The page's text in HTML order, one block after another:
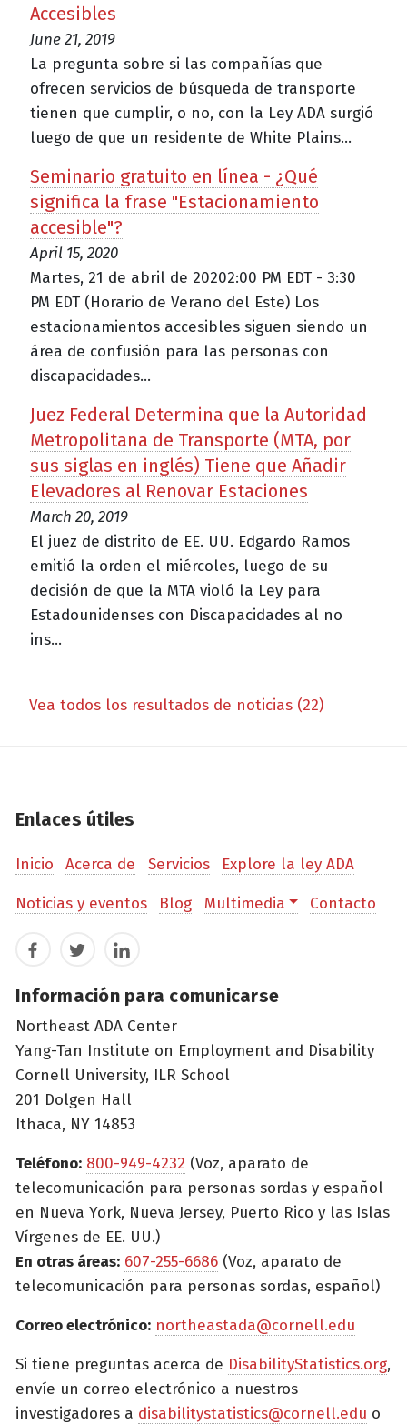
Accesibles
June 21, 2019
La pregunta sobre si las compañías que
ofrecen servicios de búsqueda de transporte
tienen que cumplir, o no, con la Ley ADA surgió
luego de que un residente de White Plains...
Seminario gratuito en línea - ¿Qué
significa la frase "Estacionamiento
accesible"?
April 15, 2020
Martes, 21 de abril de 20202:00 PM EDT - 3:30
PM EDT (Horario de Verano del Este) Los
estacionamientos accesibles siguen siendo un
área de confusión para las personas con
discapacidades...
Juez Federal Determina que la Autoridad
Metropolitana de Transporte (MTA, por
sus siglas en inglés) Tiene que Añadir
Elevadores al Renovar Estaciones
March 20, 2019
El juez de distrito de EE. UU. Edgardo Ramos
emitió la orden el miércoles, luego de su
decisión de que la MTA violó la Ley para
Estadounidenses con Discapacidades al no
ins...
Vea todos los resultados de noticias (22)
Enlaces útiles
Inicio Acerca de Servicios Explore la ley ADA
Noticias y eventos Blog Multimedia Contacto
FacebookTwitterLinkedIn
Información para comunicarse
Northeast ADA Center
Yang-Tan Institute on Employment and Disability
Cornell University, ILR School
201 Dolgen Hall
Ithaca, NY 14853
Teléfono: 800-949-4232 (Voz, aparato de
telecomunicación para personas sordas y español
en Nueva York, Nueva Jersey, Puerto Rico y las Islas
Vírgenes de EE. UU.)
En otras áreas: 607-255-6686 (Voz, aparato de
telecomunicación para personas sordas, español)
Correo electrónico: northeastada@cornell.edu
Si tiene preguntas acerca de DisabilityStatistics.org,
envíe un correo electrónico a nuestros
investigadores a disabilitystatistics@cornell.edu o